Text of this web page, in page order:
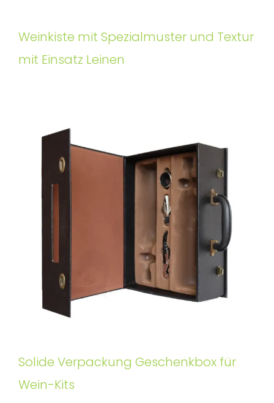
Weinkiste mit Spezialmuster und Textur
mit Einsatz Leinen
Solide Verpackung Geschenkbox für
Wein-Kits